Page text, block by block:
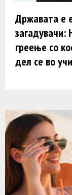
Државата е
загадувачи:
греење со
дел се во